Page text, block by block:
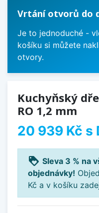
Vrtání otvorů do
Je to jednoduché -
košíku si můžete
otvory.
Kuchyňský
RO 1,2 mm
20 939 Kč s
loyalty Sleva 3 % na
objednávky!
Kč a v košíku